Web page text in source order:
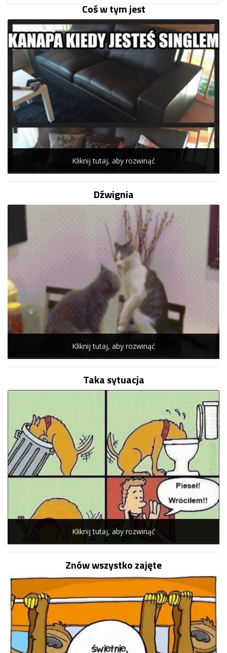
Coś w tym jest
Kliknij tutaj, aby rozwinąć
Dźwignia
Kliknij tutaj, aby rozwinąć
Taka sytuacja
Kliknij tutaj, aby rozwinąć
Znów wszystko zajęte